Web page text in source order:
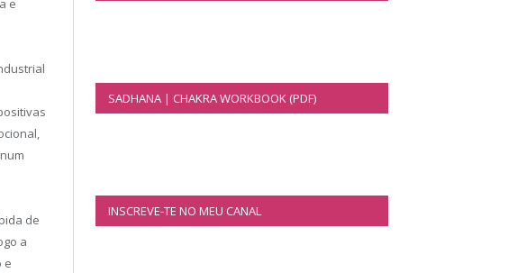
e
de
a
e
SADHANA | CHAKRA WORKBOOK (PDF)
INSCREVE-TE NO MEU CANAL